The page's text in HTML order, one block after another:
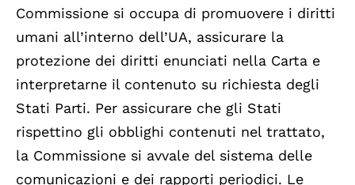
Commissione si occupa di promuovere i diritti
umani all’interno dell’UA, assicurare la
protezione dei diritti enunciati nella Carta e
interpretarne il contenuto su richiesta degli
Stati Parti. Per assicurare che gli Stati
rispettino gli obblighi contenuti nel trattato,
la Commissione si avvale del sistema delle
comunicazioni e dei rapporti periodici. Le